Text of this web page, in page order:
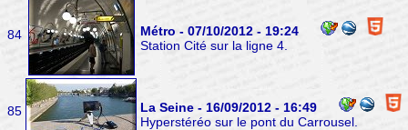
84
Métro - 07/10/2012 - 19:24
Station Cité sur la ligne 4.
85
La Seine - 16/09/2012 - 16:49
Hyperstéréo sur le pont du Carrousel.